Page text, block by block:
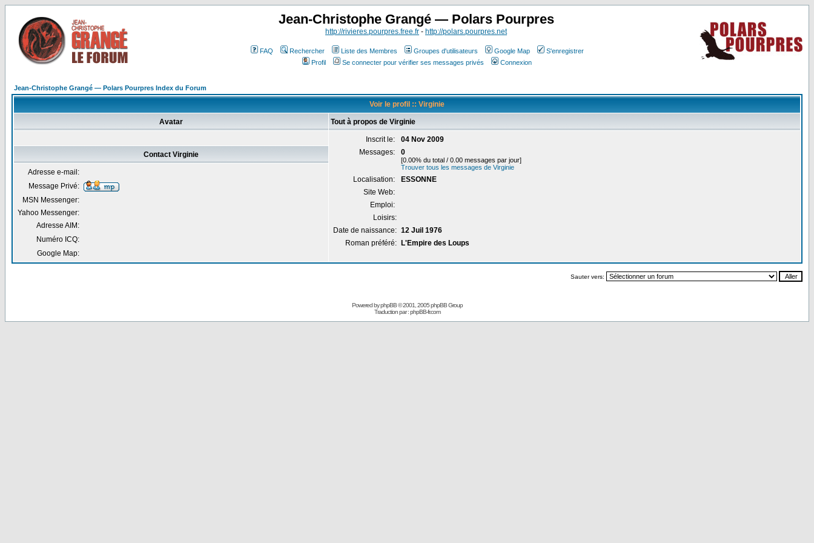
Jean-Christophe Grangé — Polars Pourpres
http://rivieres.pourpres.free.fr - http://polars.pourpres.net
FAQ Rechercher Liste des Membres Groupes d'utilisateurs Google Map
S'enregistrer
Profil
Se connecter pour vérifier ses messages privés Connexion
Jean-Christophe Grangé — Polars Pourpres Index du Forum
Voir le profil :: Virginie
Avatar Tout à propos de Virginie
Inscrit le:
04 Nov 2009
Messages:
0
[0.00% du total / 0.00 messages par jour]
Trouver tous les messages de Virginie
Localisation:
ESSONNE
Site Web:
Emploi:
Loisirs:
Date de naissance: 12 Juil 1976
Roman préféré:
L'Empire des Loups
Contact Virginie
Adresse e-mail:
Message Privé:
MSN Messenger:
Yahoo Messenger:
Adresse AIM:
Numéro ICQ:
Google Map:
Sauter vers:
Powered byphpBB© 2001, 2005 phpBB Group
Traduction par :phpBB-fr.com